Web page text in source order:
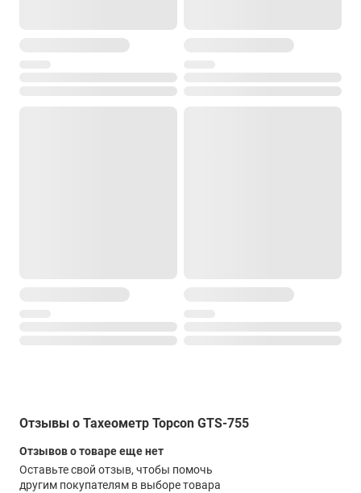
Отзывы о Тахеометр Topcon GTS-755
Отзывов о товаре еще нет
Оставьте свой отзыв, чтобы помочь
другим покупателям в выборе товара